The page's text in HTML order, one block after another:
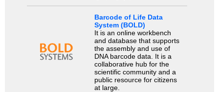
Barcode of Life Data
System (BOLD)
It is an online workbench
and database that supports
the assembly and use of
DNA barcode data. It is a
collaborative hub for the
scientific community and a
public resource for citizens
at large.